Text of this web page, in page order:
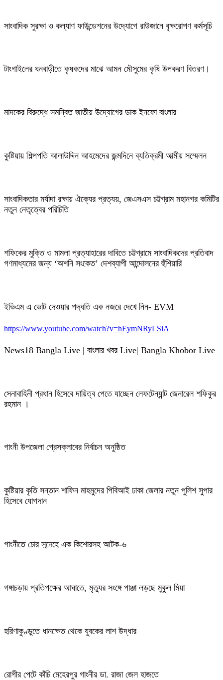
সাংবাদিক সুরক্ষা ও কল্যাণ ফাউন্ডেশনের উদ্যোগে রাউজানে বৃক্ষরোপণ কর্মসূচি
টাংগাইলের ধনবাড়ীতে কৃষকদের মাঝে আমন মৌসুমের কৃষি উপকরণ বিতরণ।
মাদকের বিরুদ্ধে সমন্বিত জাতীয় উদ্যোগের ডাক ইনফো বাংলার
কুষ্টিয়ায় শিল্পপতি আলাউদ্দিন আহমেদের জন্মদিনে ব্যতিক্রমী আত্মীয় সম্মেলন
সাংবাদিকতার মর্যাদা রক্ষায় ঐক্যের প্রত্যয়, জেএসএস চট্টগ্রাম মহানগর কমিটির
নতুন নেতৃত্বের পরিচিতি
শফিকের মুক্তি ও মামলা প্রত্যাহারের দাবিতে চট্টগ্রামে সাংবাদিকদের প্রতিবাদ
গণমাধ্যমের জন্য ‘অশনি সংকেত’ দেশব্যাপী আন্দোলনের হুঁশিয়ারি
ইভিএম এ ভোট দেওয়ার পদ্ধতি এক নজরে দেখে নিন- EVM
https://www.youtube.com/watch?v=hEymNRyLSiA
News18 Bangla Live | বাংলার খবর Live| Bangla Khobor Live
সেনাবাহিনী প্রধান হিসেবে দায়িত্ব পেতে যাচ্ছেন লেফটেন্যান্ট জেনারেল শফিকুর
রহমান ।
গাংনী উপজেলা প্রেসক্লাবের নির্বাচন অনুষ্ঠিত
কুষ্টিয়ার কৃতি সন্তান শাফিন মাহমুদের পিবিআই ঢাকা জেলার নতুন পুলিশ সুপার
হিসেবে যোগদান
গাংনীতে চোর সন্দেহে এক কিশোরসহ আটক-৬
গঙ্গাচড়ায় প্রতিপক্ষের আঘাতে, মৃত্যুর সংঙ্গে পাঞ্জা লড়ছে মুকুল মিয়া
হরিণাকুণ্ডুতে ধানক্ষেত থেকে যুবকের লাশ উদ্ধার
রোগীর পেটে কাঁচি মেহেরপুর গাংনীর ডা. রাজা জেল হাজতে